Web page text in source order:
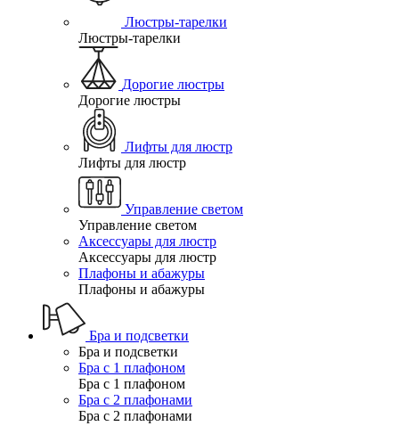
Люстры-тарелки
Люстры-тарелки
Дорогие люстры
Дорогие люстры
Лифты для люстр
Лифты для люстр
Управление светом
Управление светом
Аксессуары для люстр
Аксессуары для люстр
Плафоны и абажуры
Плафоны и абажуры
Бра и подсветки
Бра и подсветки
Бра с 1 плафоном
Бра с 1 плафоном
Бра с 2 плафонами
Бра с 2 плафонами